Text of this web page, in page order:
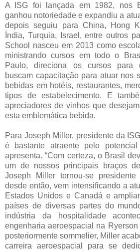
A ISG foi lançada em 1982, nos
ganhou notoriedade e expandiu a
depois seguiu para China, Hong
Índia, Turquia, Israel, entre outros
School nasceu em 2013 como
ministrando cursos em todo o
Paulo, direciona os cursos para
buscam capacitação para atuar nos
bebidas em hotéis, restaurantes,
tipos de estabelecimento. E
apreciadores de vinhos que
esta emblemática bebida.
Para Joseph Miller, presidente da
é bastante atraente pelo
apresenta. “Com certeza, o Brasil
um de nossos principais braços
Joseph Miller tornou-se
desde então, vem intensificando a
Estados Unidos e Canadá e
países de diversas partes do
indústria da hospitalidade
engenharia aeroespacial na
posteriormente sommelier, Miller
carreira aeroespacial para se